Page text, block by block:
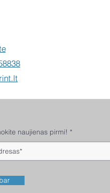
naujienas pirmi!